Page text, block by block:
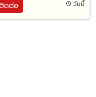
ติดต่อ วันนี้